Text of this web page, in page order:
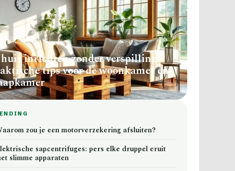
huis inrichten zonder verspilling:
tips voor de woonkamer en
zou je een motorverzekering afsluiten?
sapcentrifuges: pers elke druppel eruit
slimme apparaten